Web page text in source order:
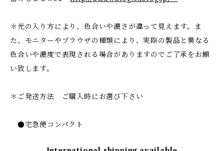
＊光の入り方により、色合いや濃さが違って見えます。ま
た、モニターやブラウザの種類により、実際の製品と異なる
色合いや濃度で表現される場合がありますのでご了承をお願
い致します。
＊ご発送方法 ご購入時にお選び下さい
●宅急便コンパクト